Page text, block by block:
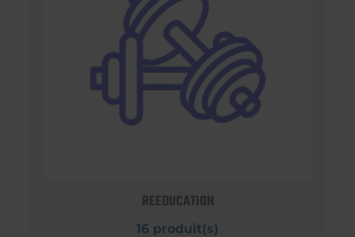
REEDUCATION
16 produit(s)